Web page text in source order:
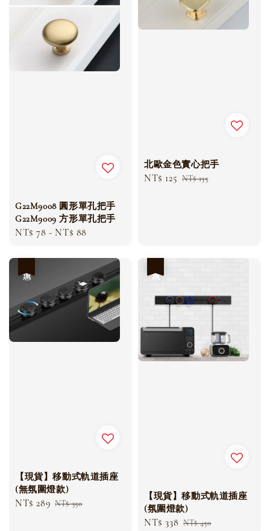
G22M9008 圓形單孔把手
G22M9009 方形單孔把手
Regular
NT$ 78 - NT$ 88
北歐金色實心把手
Sale
NT$ 125 Regular
NT$ 135
【現貨】移動式軌道插座
(無氛圍燈款)
Sale
NT$ 289 Regular
NT$ 350
【現貨】移動式軌道插座
(氛圍燈款)
Sale
NT$ 338 Regular
NT$ 450